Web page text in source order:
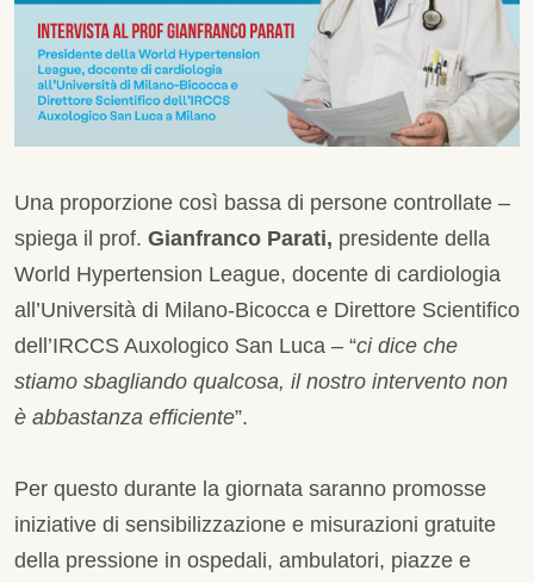
Una proporzione così bassa di persone controllate –
spiega il prof. Gianfranco Parati, presidente della
World Hypertension League, docente di cardiologia
all’Università di Milano-Bicocca e Direttore Scientifico
dell’IRCCS Auxologico San Luca – “ci dice che
stiamo sbagliando qualcosa, il nostro intervento non
è abbastanza efficiente”.
Per questo durante la giornata saranno promosse
iniziative di sensibilizzazione e misurazioni gratuite
della pressione in ospedali, ambulatori, piazze e